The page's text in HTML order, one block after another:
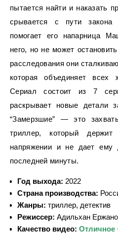
пытается найти и наказать
срывается с пути закона
помогает его напарница
него, но не может
расследования они
которая объединяет всех
Сериал состоит из 7
раскрывает новые детали
“Замерзшие” — это
триллер, который
напряжении и не дает ему
последней минуты.
Год выхода: 2022
Страна производства:
Жанры: триллер, детектив
Режиссер: Адильхан
Качество видео: Отличное